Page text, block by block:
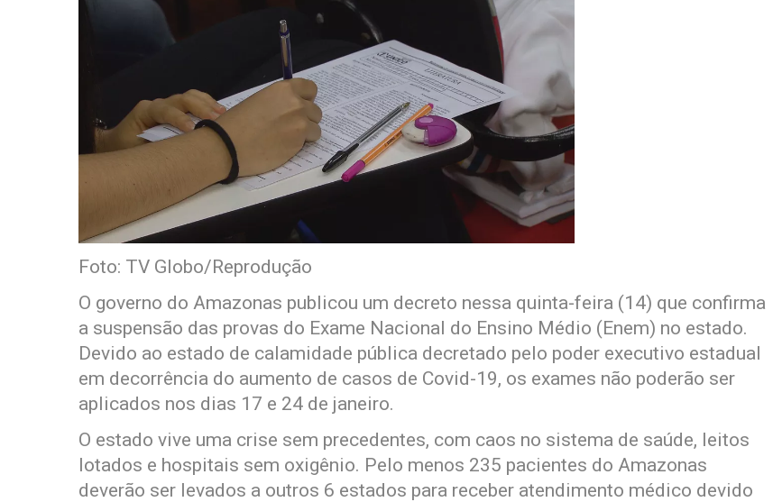
Foto: TV Globo/Reprodução
O governo do Amazonas publicou um decreto nessa quinta-feira (14) que confirma
a suspensão das provas do Exame Nacional do Ensino Médio (Enem) no estado.
Devido ao estado de calamidade pública decretado pelo poder executivo estadual
em decorrência do aumento de casos de Covid-19, os exames não poderão ser
aplicados nos dias 17 e 24 de janeiro.
O estado vive uma crise sem precedentes, com caos no sistema de saúde, leitos
lotados e hospitais sem oxigênio. Pelo menos 235 pacientes do Amazonas
deverão ser levados a outros 6 estados para receber atendimento médico devido